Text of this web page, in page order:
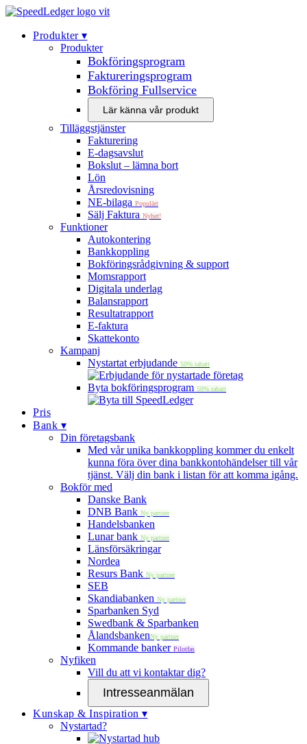
Produkter‍ ▾
Produkter
Bokföringsprogram
Faktureringsprogram
Bokföring Fullservice
Lär känna vår produkt
Tilläggstjänster
Fakturering
E-dagsavslut
Bokslut – lämna bort
Lön
Årsredovisning
NE-bilaga Populärt
Sälj Faktura Nyhet!
Funktioner
Autokontering
Bankkoppling
Bokföringsrådgivning & support
Momsrapport
Digitala underlag
Balansrapport
Resultatrapport
E-faktura
Skattekonto
Kampanj
Nystartat erbjudande 50% rabatt
Byta bokföringsprogram 50% rabatt
Pris
Bank ▾
Din företagsbank
Med vår unika bankkoppling kommer du enkelt
kunna föra över dina bankkontohändelser till vår
tjänst. Välj din bank i listan för att komma igång.
Bokför med
Danske Bank
DNB Bank Ny partner
Handelsbanken
Lunar bank Ny partner
Länsförsäkringar
Nordea
Resurs Bank Ny partner
SEB
Skandiabanken Ny partner
Sparbanken Syd
Swedbank & Sparbanken
ÅlandsbankenNy partner
Kommande banker Pilotfas
Nyfiken
Vill du att vi kontaktar dig?
Intresseanmälan
Kunskap & Inspiration ▾
Nystartad?